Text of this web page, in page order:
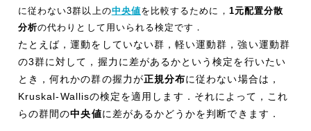
に従わない3群以上の中央値を比較するために， 1元配置分散
分析の代わりとして用いられる検定です．
たとえば，運動をしていない群，軽い運動群，強い運動群
の3群に対して，握力に差があるかという検定を行いたい
とき，何れかの群の握力が正規分布に従わない場合は，
Kruskal-Wallisの検定を適用します．それによって，これ
らの群間の中央値に差があるかどうかを判断できます．